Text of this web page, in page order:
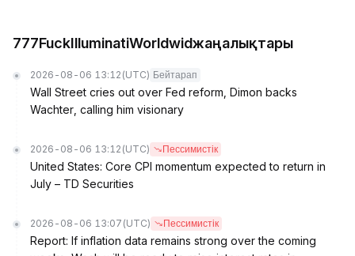
777FuckIlluminatiWorldwidжаңалықтары
2026-08-06 13:12 (UTC) Бейтарап
Wall Street cries out over Fed reform, Dimon backs
Wachter, calling him visionary
2026-08-06 13:12 (UTC) Пессимистік
United States: Core CPI momentum expected to return in
July – TD Securities
2026-08-06 13:07 (UTC) Пессимистік
Report: If inflation data remains strong over the coming